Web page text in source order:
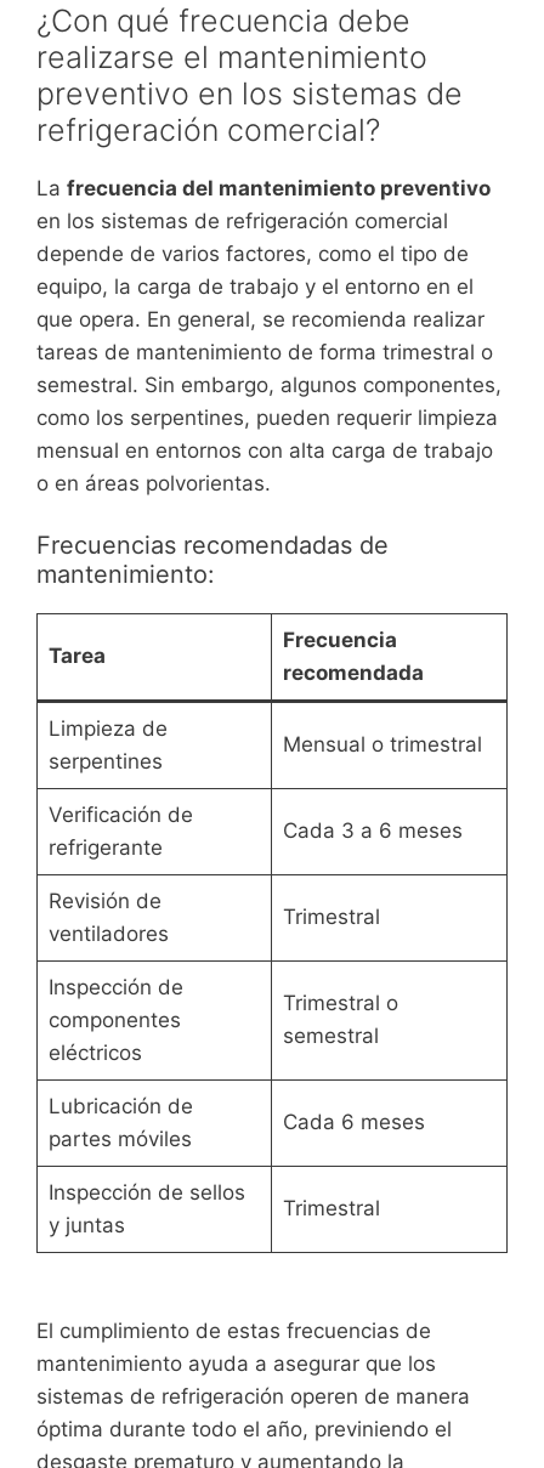
¿Con qué frecuencia debe
realizarse el mantenimiento
preventivo en los sistemas de
refrigeración comercial?
La frecuencia del mantenimiento preventivo
en los sistemas de refrigeración comercial
depende de varios factores, como el tipo de
equipo, la carga de trabajo y el entorno en el
que opera. En general, se recomienda realizar
tareas de mantenimiento de forma trimestral o
semestral. Sin embargo, algunos componentes,
como los serpentines, pueden requerir limpieza
mensual en entornos con alta carga de trabajo
o en áreas polvorientas.
Frecuencias recomendadas de
mantenimiento:
Tarea
Frecuencia
recomendada
Limpieza de
serpentines
Mensual o trimestral
Verificación de
refrigerante
Cada 3 a 6 meses
Revisión de
ventiladores
Trimestral
Inspección de
componentes
eléctricos
Trimestral o
semestral
Lubricación de
partes móviles
Cada 6 meses
Inspección de sellos
y juntas
Trimestral
El cumplimiento de estas frecuencias de
mantenimiento ayuda a asegurar que los
sistemas de refrigeración operen de manera
óptima durante todo el año, previniendo el
desgaste prematuro y aumentando la